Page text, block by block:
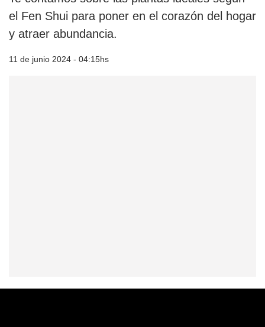
el Fen Shui para poner en el corazón del hogar
y atraer abundancia.
11 de junio 2024 - 04:15hs